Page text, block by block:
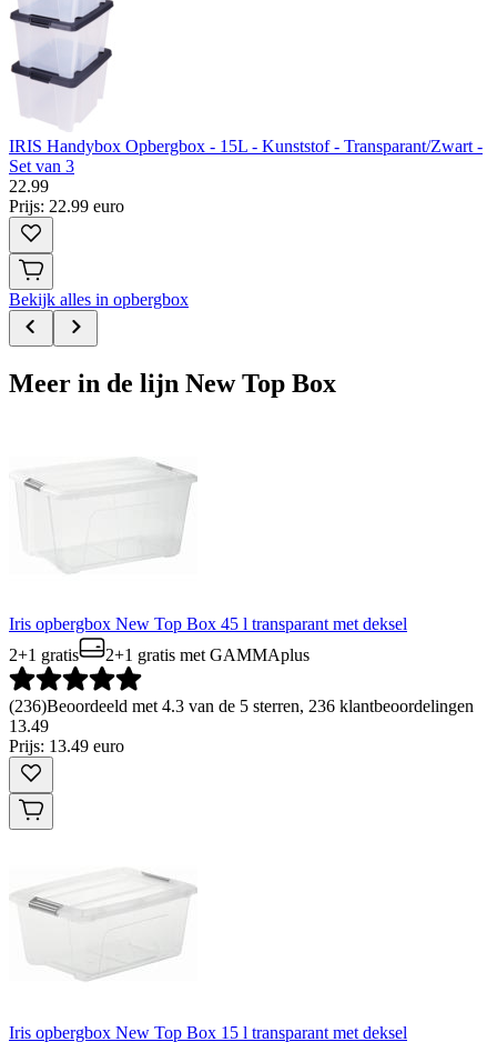
IRIS Handybox Opbergbox - 15L - Kunststof - Transparant/Zwart -
Set van 3
22.99
Prijs: 22.99 euro
Bekijk alles in opbergbox
Meer in de lijn New Top Box
Iris opbergbox New Top Box 45 l transparant met deksel
2+1 gratis
2+1 gratis met GAMMAplus
(236)Beoordeeld met 4.3 van de 5 sterren, 236 klantbeoordelingen
13.49
Prijs: 13.49 euro
Iris opbergbox New Top Box 15 l transparant met deksel